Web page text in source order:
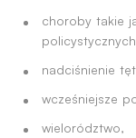
choroby takie
nadciśnienie
wcześniejsze
wielorództwo,